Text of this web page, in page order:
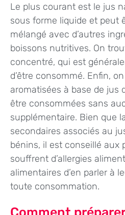
Le plus courant est le jus
sous forme liquide et peut
mélangé avec d’autres
boissons nutritives. On
concentré, qui est
d’être consommé. Enfin,
aromatisées à base de jus
être consommées sans
supplémentaire. Bien que
secondaires associés au
bénins, il est conseillé aux
souffrent d’allergies
alimentaires d’en parler à
toute consommation.